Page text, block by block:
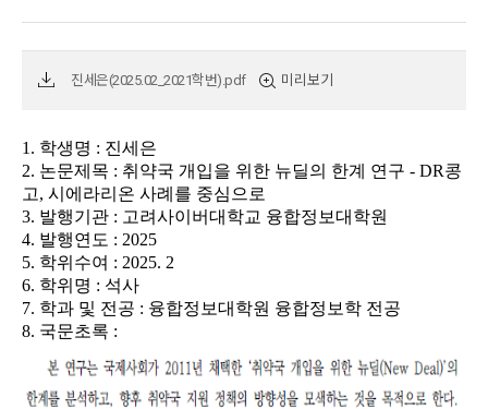
진세은(2025.02_2021학번).pdf 미리보기